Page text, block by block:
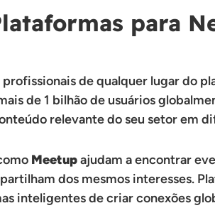
para
de qualquer lugar do
de 1 bilhão de usuários
relevante do seu setor em
Meetupajudam a encontrar
dos mesmos interesses.
inteligentes de criar conexões